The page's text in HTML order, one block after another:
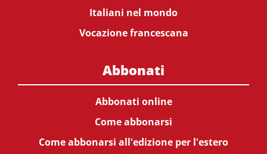
Italiani nel mondo
Vocazione francescana
Abbonati
Abbonati online
Come abbonarsi
Come abbonarsi all'edizione per l'estero